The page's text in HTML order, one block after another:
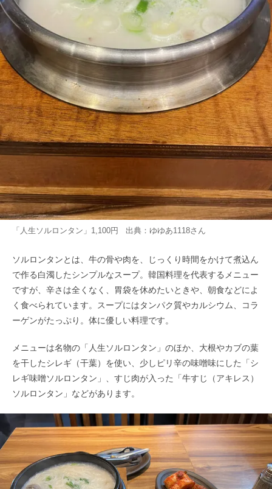
「人生ソルロンタン」1,100円 出典： ゆゆあ1118さん
ソルロンタンとは、牛の骨や肉を、じっくり時間をかけて煮込ん
で作る白濁したシンプルなスープ。韓国料理を代表するメニュー
ですが、辛さは全くなく、胃袋を休めたいときや、朝食などによ
く食べられています。スープにはタンパク質やカルシウム、コラ
ーゲンがたっぷり。体に優しい料理です。
メニューは名物の「人生ソルロンタン」のほか、大根やカブの葉
を干したシレギ（干葉）を使い、少しピリ辛の味噌味にした「シ
レギ味噌ソルロンタン」、すじ肉が入った「牛すじ（アキレス）
ソルロンタン」などがあります。